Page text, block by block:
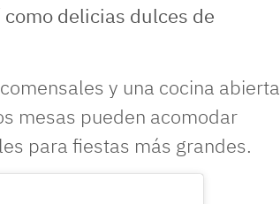
delicias dulces de
y una cocina abierta
mesas pueden acomodar
para fiestas más grandes.